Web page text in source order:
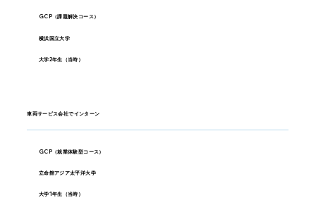
GCP（課題解決コース）
横浜国立大学
大学2年生（当時）
車両サービス会社でインターン
GCP（就業体験型コース）
立命館アジア太平洋大学
大学1年生（当時）